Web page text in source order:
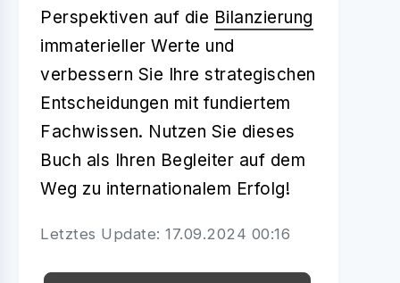
Perspektiven auf die Bilanzierung
immaterieller Werte und
verbessern Sie Ihre strategischen
Entscheidungen mit fundiertem
Fachwissen. Nutzen Sie dieses
Buch als Ihren Begleiter auf dem
Weg zu internationalem Erfolg!
Letztes Update: 17.09.2024 00:16